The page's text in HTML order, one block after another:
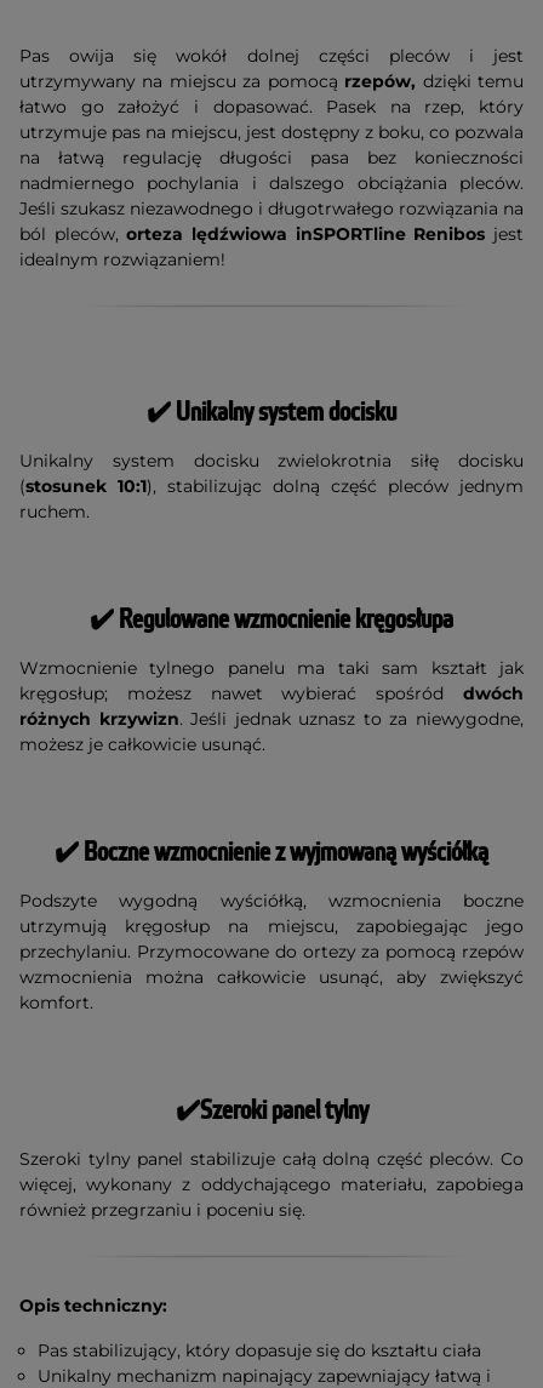
Pas owija się wokół dolnej części pleców i jest
utrzymywany na miejscu za pomocą rzepów, dzięki temu
łatwo go założyć i dopasować. Pasek na rzep, który
utrzymuje pas na miejscu, jest dostępny z boku, co pozwala
na łatwą regulację długości pasa bez konieczności
nadmiernego pochylania i dalszego obciążania pleców.
Jeśli szukasz niezawodnego i długotrwałego rozwiązania na
ból pleców,orteza lędźwiowa inSPORTline Renibos jest
idealnym rozwiązaniem!
✔️ Unikalny system docisku
Unikalny system docisku zwielokrotnia siłę docisku
(stosunek 10:1), stabilizując dolną część pleców jednym
ruchem.
✔️ Regulowane wzmocnienie kręgosłupa
Wzmocnienie tylnego panelu ma taki sam kształt jak
kręgosłup; możesz nawet wybierać spośród dwóch
różnych krzywizn. Jeśli jednak uznasz to za niewygodne,
możesz je całkowicie usunąć.
✔️Boczne wzmocnienie z wyjmowaną wyściółką
Podszyte wygodną wyściółką, wzmocnienia boczne
utrzymują kręgosłup na miejscu, zapobiegając jego
przechylaniu. Przymocowane do ortezy za pomocą rzepów
wzmocnienia można całkowicie usunąć, aby zwiększyć
komfort.
✔️Szeroki panel tylny
Szeroki tylny panel stabilizuje całą dolną część pleców. Co
więcej, wykonany z oddychającego materiału, zapobiega
również przegrzaniu i poceniu się.
Opis techniczny:
Pas stabilizujący, który dopasuje się do kształtu ciała
Unikalny mechanizm napinający zapewniający łatwą i